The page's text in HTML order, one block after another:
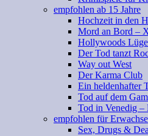
empfohlen ab 15 Jahre
Hochzeit in den
Mord an Bord –
Hollywoods
Der Tod tanzt
Way out West
Der Karma Club
Ein heldenhafter
Tod auf dem
Tod in Venedig
empfohlen für
Sex, Drugs &